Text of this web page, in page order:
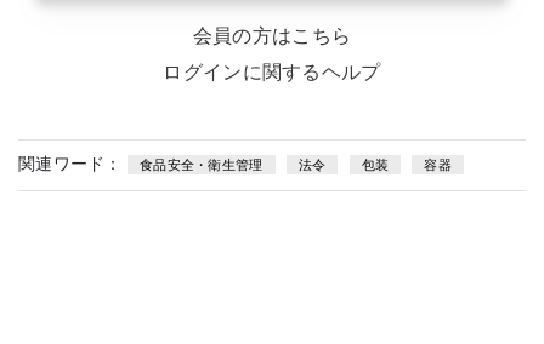
会員の方はこちら
ログインに関するヘルプ
関連ワード： 食品安全・衛生管理 法令 包装 容器